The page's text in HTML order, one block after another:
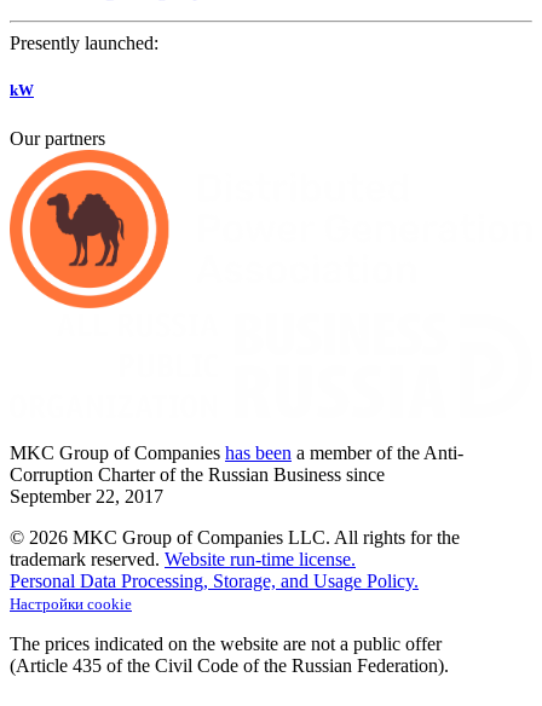
Presently launched:
kW
Our partners
MKC Group of Companies has been a member of the Anti-
Corruption Charter of the Russian Business since
September 22, 2017
© 2026 MKC Group of Companies LLC. All rights for the
trademark reserved. Website run-time license.
Personal Data Processing, Storage, and Usage Policy.
Настройки cookie
The prices indicated on the website are not a public offer
(Article 435 of the Civil Code of the Russian Federation).